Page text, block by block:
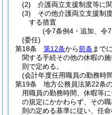
(2)
介護両立支援制度等に
(3)
その他介護両立支援制
する措置
(令7条例4・追加、令
(委任)
第18条
第12条から前条 まで
関する手続その他の休暇の
則で定める。
(会計年度任用職員の勤務時
第19条
地方公務員法第22条
用職員の勤務時間、休暇等に
の規定にかかわらず、その
則の定める基準に従い、任命